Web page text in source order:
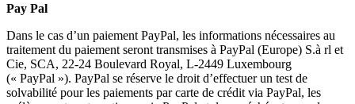
Pay Pal
Dans le cas d’un paiement PayPal, les informations nécessaires au
traitement du paiement seront transmises à PayPal (Europe) S.à rl et
Cie, SCA, 22-24 Boulevard Royal, L-2449 Luxembourg
(« PayPal »). PayPal se réserve le droit d’effectuer un test de
solvabilité pour les paiements par carte de crédit via PayPal, les